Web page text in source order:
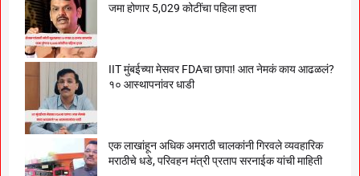
जमा होणार 5,029 कोटींचा पहिला हप्ता
IIT मुंबईच्या मेसवर FDAचा छापा! आत नेमकं काय आढळलं?
१० आस्थापनांवर धाडी
एक लाखांहून अधिक अमराठी चालकांनी गिरवले व्यवहारिक
मराठीचे धडे, परिवहन मंत्री प्रताप सरनाईक यांची माहिती